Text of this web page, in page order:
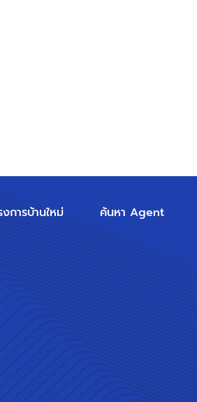
งการบ้านใหม่ ค้นหา Agent